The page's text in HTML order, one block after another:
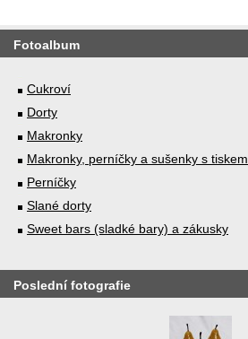
Fotoalbum
Cukroví
Dorty
Makronky
Makronky, perníčky a sušenky s tiskem
Perníčky
Slané dorty
Sweet bars (sladké bary) a zákusky
Poslední fotografie